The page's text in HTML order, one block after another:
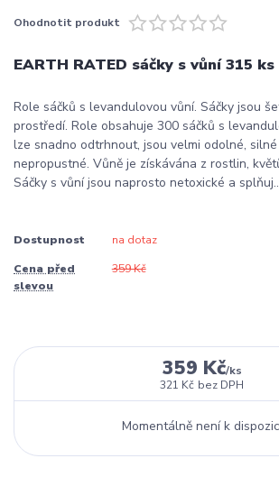
Ohodnotit produkt
EARTH RATED sáčky s vůní 315 ks
Role sáčků s levandulovou vůní. Sáčky jsou
prostředí. Role obsahuje 300 sáčků s
lze snadno odtrhnout, jsou velmi odolné,
nepropustné. Vůně je získávána z rostlin,
Sáčky s vůní jsou naprosto netoxické a
Dostupnost na dotaz
Cena před
slevou
359 Kč
359 Kč/ks
321 Kč bez DPH
Momentálně není k